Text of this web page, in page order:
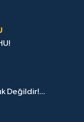
Değildir!...